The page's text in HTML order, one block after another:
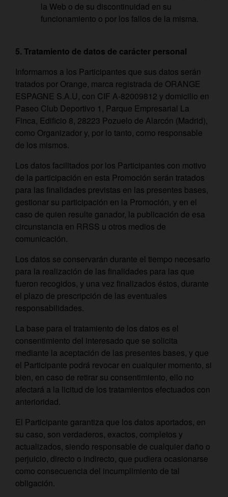
la Web o de su discontinuidad en su
funcionamiento o por los fallos de la misma.
5. Tratamiento de datos de carácter personal
Informamos a los Participantes que sus datos serán
tratados por Orange, marca registrada de ORANGE
ESPAGNE S.A.U, con CIF A-82009812 y domicilio en
Paseo Club Deportivo 1, Parque Empresarial La
Finca, Edificio 8, 28223 Pozuelo de Alarcón (Madrid),
como Organizador y, por lo tanto, como responsable
de los mismos.
Los datos facilitados por los Participantes con motivo
de la participación en esta Promoción serán tratados
para las finalidades previstas en las presentes bases,
gestionar su participación en la Promoción, y en el
caso de quien resulte ganador, la publicación de esa
circunstancia en RRSS u otros medios de
comunicación.
Los datos se conservarán durante el tiempo necesario
para la realización de las finalidades para las que
fueron recogidos, y una vez finalizados éstos, durante
el plazo de prescripción de las eventuales
responsabilidades.
La base para el tratamiento de los datos es el
consentimiento del interesado que se solicita
mediante la aceptación de las presentes bases, y que
el Participante podrá revocar en cualquier momento, si
bien, en caso de retirar su consentimiento, ello no
afectará a la licitud de los tratamientos efectuados con
anterioridad.
El Participante garantiza que los datos aportados, en
su caso, son verdaderos, exactos, completos y
actualizados, siendo responsable de cualquier daño o
perjuicio, directo o indirecto, que pudiera ocasionarse
como consecuencia del incumplimiento de tal
obligación.